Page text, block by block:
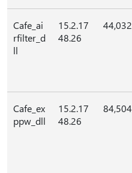
Cafe_ai
rfilter_d
ll
15.2.17
48.26
44,032
Cafe_ex
ppw_dll
15.2.17
48.26
84,504